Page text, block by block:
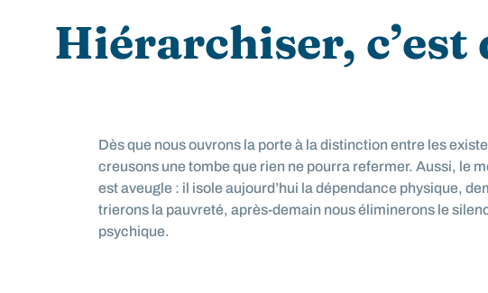
Hiérarchiser,
Dès que nous ouvrons la porte à la distinction entre les
creusons une tombe que rien ne pourra refermer. Aussi, le
est aveugle : il isole aujourd’hui la dépendance physique,
trierons la pauvreté, après-demain nous éliminerons le
psychique.